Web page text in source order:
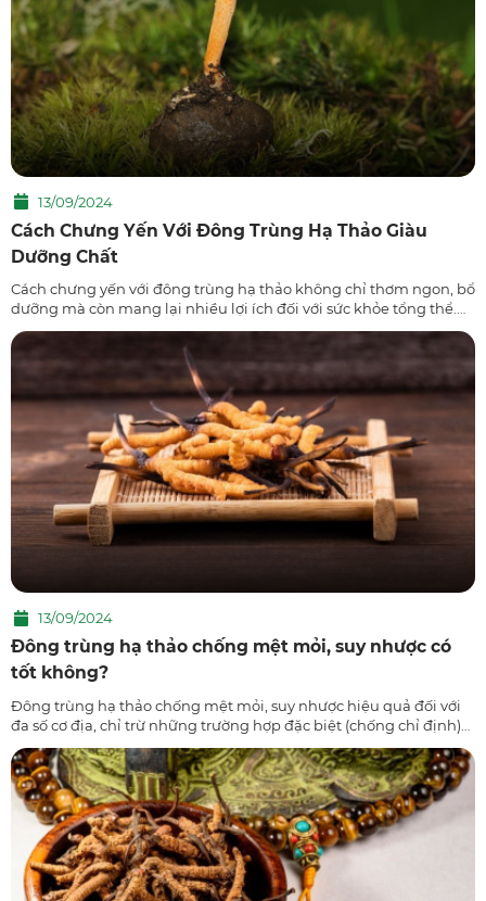
13/09/2024
Cách Chưng Yến Với Đông Trùng Hạ Thảo Giàu
Dưỡng Chất
Cách chưng yến với đông trùng hạ thảo không chỉ thơm ngon, bổ
dưỡng mà còn mang lại nhiều lợi ích đối với sức khỏe tổng thể.
Theo đó, món ăn này phù hợp với người suy giảm sức đề kháng,
ăn uống kém,...
13/09/2024
Đông trùng hạ thảo chống mệt mỏi, suy nhược có
tốt không?
Đông trùng hạ thảo chống mệt mỏi, suy nhược hiệu quả đối với
đa số cơ địa, chỉ trừ những trường hợp đặc biệt (chống chỉ định)
không thể sử dụng mới phải thay thế bằng cách cải thiện khác.
Theo đó, sẽ ...